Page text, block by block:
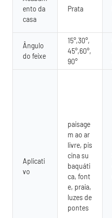
ento da
casa
Prata
Ângulo
do feixe
15°,30°,
45°,60°,
90°
Aplicati
vo
paisage
m ao ar
livre, pis
cina su
baquáti
ca, font
e, praia,
luzes de
pontes